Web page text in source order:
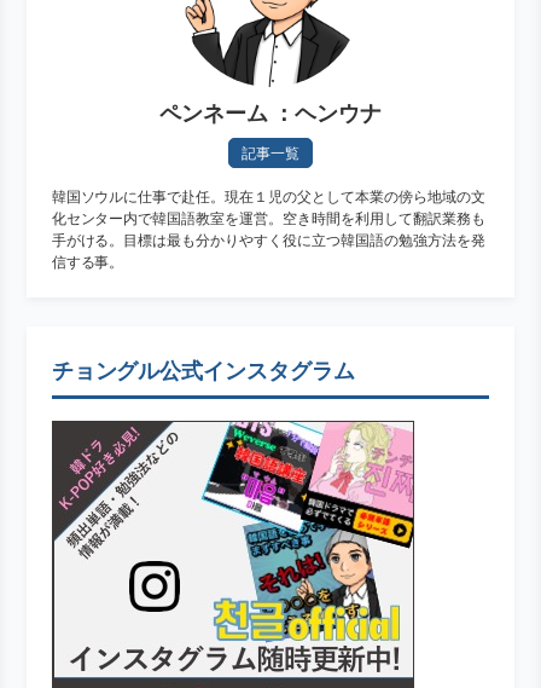
ペンネーム ：ヘンウナ
記事一覧
韓国ソウルに仕事で赴任。現在１児の父として本業の傍ら地域の文
化センター内で韓国語教室を運営。空き時間を利用して翻訳業務も
手がける。目標は最も分かりやすく役に立つ韓国語の勉強方法を発
信する事。
チョングル公式インスタグラム